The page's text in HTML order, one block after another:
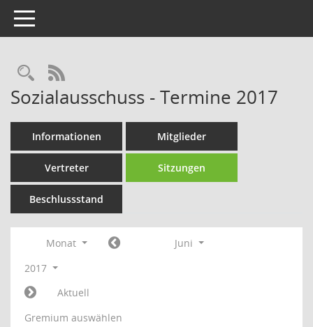
Toggle navigation
Rechercheauswahl
RSS-Feed
Sozialausschuss - Termine 2017
Informationen Mitglieder
Vertreter Sitzungen
Beschlussstand
Monat
Juni
2017
Aktuell
Gremium auswählen